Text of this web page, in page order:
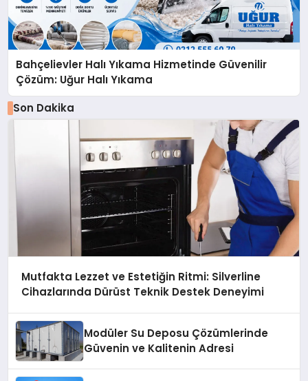
Bahçelievler Halı Yıkama Hizmetinde Güvenilir
Çözüm: Uğur Halı Yıkama
Son Dakika
Mutfakta Lezzet ve Estetiğin Ritmi: Silverline
Cihazlarında Dürüst Teknik Destek Deneyimi
Modüler Su Deposu Çözümlerinde
Güvenin ve Kalitenin Adresi